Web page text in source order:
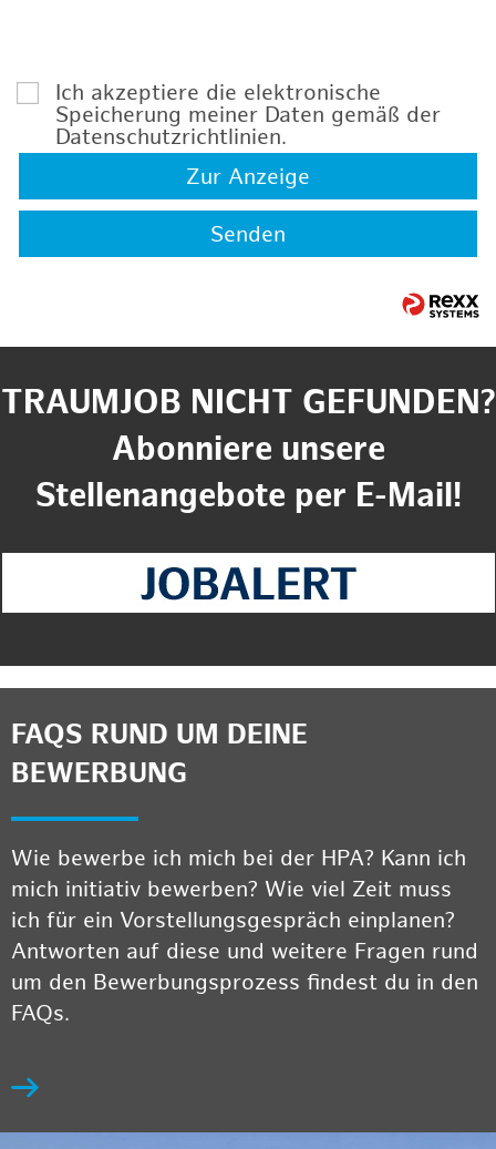
Ich akzeptiere die elektronische
Speicherung meiner Daten gemäß der
Datenschutzrichtlinien.
Zur Anzeige
Senden
TRAUMJOB NICHT GEFUNDEN?
Abonniere unsere
Stellenangebote per E-Mail!
FAQS RUND UM DEINE
BEWERBUNG
Wie bewerbe ich mich bei der HPA? Kann ich
mich initiativ bewerben? Wie viel Zeit muss
ich für ein Vorstellungsgespräch einplanen?
Antworten auf diese und weitere Fragen rund
um den Bewerbungsprozess findest du in den
FAQs.